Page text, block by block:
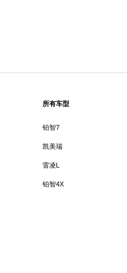
所有车型
铂智7
凯美瑞
雷凌L
铂智4X